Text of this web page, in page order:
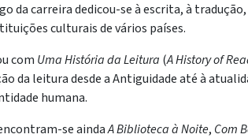
da carreira dedicou-se à escrita, à
culturais de vários países.
com Uma História da Leitura (A History of
da leitura desde a Antiguidade até à
humana.
se aindaA Biblioteca à Noite, Com